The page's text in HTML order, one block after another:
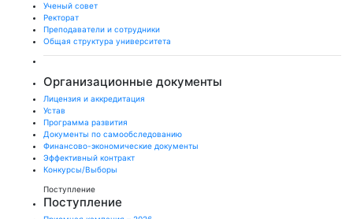
Ученый совет
Ректорат
Преподаватели и сотрудники
Общая структура университета
Организационные документы
Лицензия и аккредитация
Устав
Программа развития
Документы по самообследованию
Финансово-экономические документы
Эффективный контракт
Конкурсы/Выборы
Поступление
Поступление